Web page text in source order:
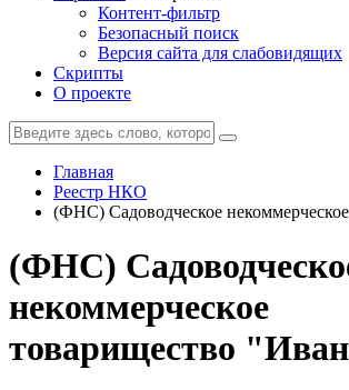
Контент-фильтр
Безопасный поиск
Версия сайта для слабовидящих
Скрипты
О проекте
Главная
Реестр НКО
(ФНС) Садоводческое некоммерческое
(ФНС)
некоммерческое
товарищество